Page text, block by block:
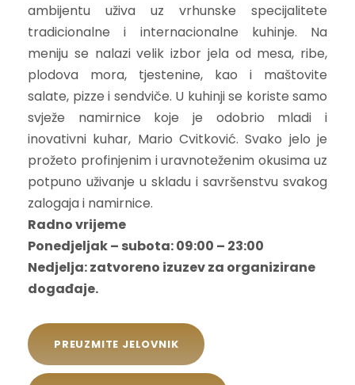
ambijentu uživa uz vrhunske specijalitete
tradicionalne i internacionalne kuhinje. Na
meniju se nalazi velik izbor jela od mesa, ribe,
plodova mora, tjestenine, kao i maštovite
salate, pizze i sendviče. U kuhinji se koriste samo
svježe namirnice koje je odobrio mladi i
inovativni kuhar, Mario Cvitković. Svako jelo je
prožeto profinjenim i uravnoteženim okusima uz
potpuno uživanje u skladu i savršenstvu svakog
zalogaja i namirnice.
Radno vrijeme
Ponedjeljak – subota: 09:00 – 23:00
Nedjelja: zatvoreno izuzev za organizirane
događaje.
PREUZMITE JELOVNIK